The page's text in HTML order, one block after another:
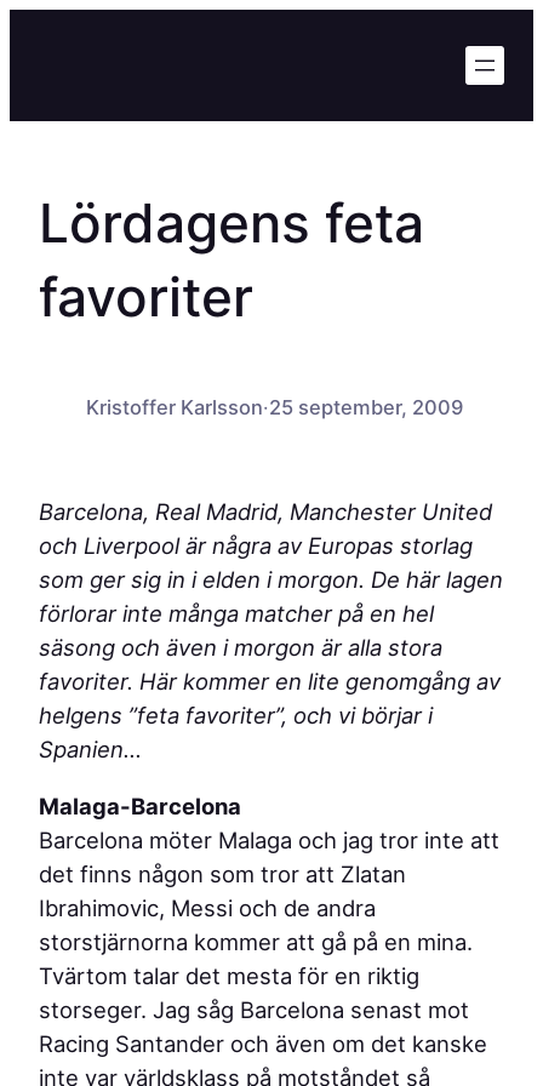
Lördagens feta
favoriter
Kristoffer Karlsson·25 september, 2009
Barcelona, Real Madrid, Manchester United
och Liverpool är några av Europas storlag
som ger sig in i elden i morgon. De här lagen
förlorar inte många matcher på en hel
säsong och även i morgon är alla stora
favoriter. Här kommer en lite genomgång av
helgens ”feta favoriter”, och vi börjar i
Spanien…
Malaga-Barcelona
Barcelona möter Malaga och jag tror inte att
det finns någon som tror att Zlatan
Ibrahimovic, Messi och de andra
storstjärnorna kommer att gå på en mina.
Tvärtom talar det mesta för en riktig
storseger. Jag såg Barcelona senast mot
Racing Santander och även om det kanske
inte var världsklass på motståndet så